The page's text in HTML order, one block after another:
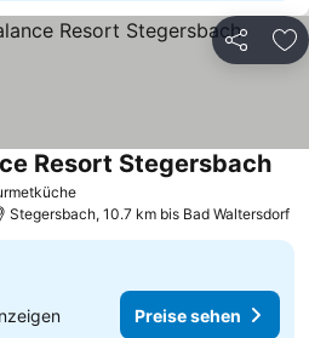
Teilen
Preise sehen
Resort Stegersbach
Stegersbach, 10.7 km bis Bad Waltersdorf
Preise sehen